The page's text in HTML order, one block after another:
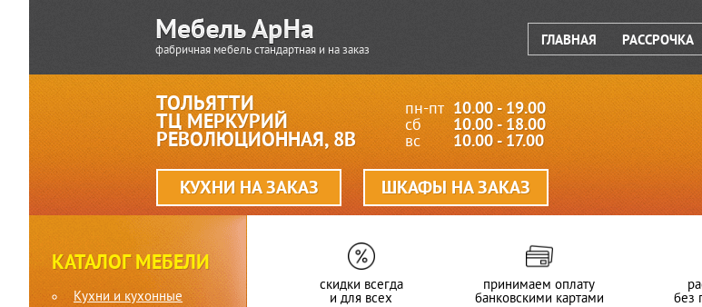
фабричная мебель стандартная и на заказ
ГЛАВНАЯ РАССРОЧКА
ТОЛЬЯТТИ
ТЦ МЕРКУРИЙ
РЕВОЛЮЦИОННАЯ, 8В
пн-пт 10.00 - 19.00
сб 10.00 - 18.00
вс 10.00 - 17.00
КУХНИ НА ЗАКАЗ ШКАФЫ НА ЗАКАЗ
КАТАЛОГ МЕБЕЛИ
Кухни и кухонные
скидки всегда
и для всех
принимаем оплату
банковскими картами без